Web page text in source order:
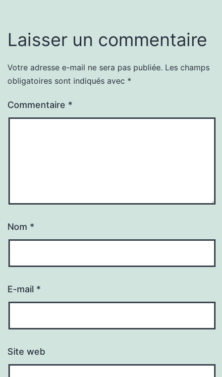
Laisser un commentaire
Votre adresse e-mail ne sera pas publiée. Les champs
obligatoires sont indiqués avec *
Commentaire *
Nom *
E-mail *
Site web